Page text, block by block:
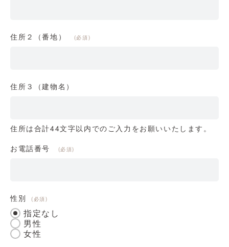
住所２（番地） (必須)
住所３（建物名）
住所は合計44文字以内でのご入力をお願いいたします。
お電話番号
(必須)
性別 (必須)
指定なし
男性
女性